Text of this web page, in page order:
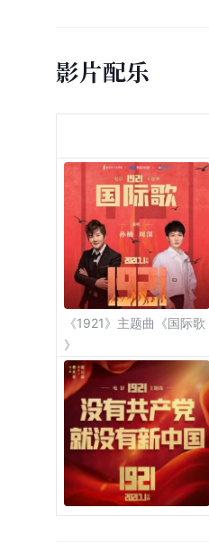
影片配乐
《1921》主题曲《国际歌
》